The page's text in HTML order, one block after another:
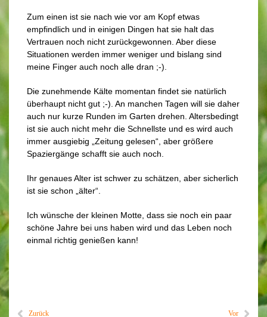
Zum einen ist sie nach wie vor am Kopf etwas
empfindlich und in einigen Dingen hat sie halt das
Vertrauen noch nicht zurückgewonnen. Aber diese
Situationen werden immer weniger und bislang sind
meine Finger auch noch alle dran ;-).
Die zunehmende Kälte momentan findet sie natürlich
überhaupt nicht gut ;-). An manchen Tagen will sie daher
auch nur kurze Runden im Garten drehen. Altersbedingt
ist sie auch nicht mehr die Schnellste und es wird auch
immer ausgiebig „Zeitung gelesen“, aber größere
Spaziergänge schafft sie auch noch.
Ihr genaues Alter ist schwer zu schätzen, aber sicherlich
ist sie schon „älter“.
Ich wünsche der kleinen Motte, dass sie noch ein paar
schöne Jahre bei uns haben wird und das Leben noch
einmal richtig genießen kann!
Zurück Vor